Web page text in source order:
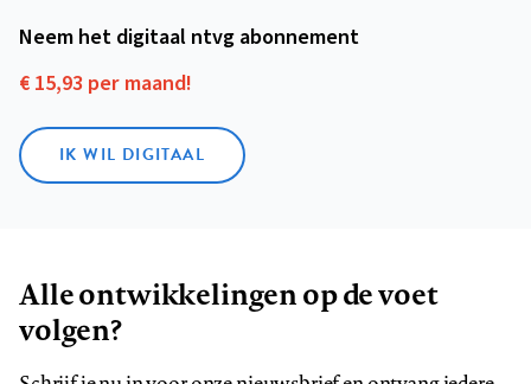
Neem het digitaal ntvg abonnement
€ 15,93 per maand!
IK WIL DIGITAAL
Alle ontwikkelingen op de voet
volgen?